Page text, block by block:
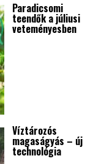
Paradicsomi
teendők a júliusi
veteményesben
Víztározós
magaságyás – új
technológia